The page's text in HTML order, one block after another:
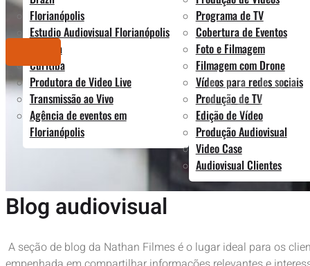
Florianópolis
Estudio Audiovisual Florianópolis
Brasília
Curitiba
Produtora de Video Live
Transmissão ao Vivo
Agência de eventos em
Florianópolis
Programa de TV
Cobertura de Eventos
Foto e Filmagem
Filmagem com Drone
Vídeos para redes sociais
Produção de TV
Edição de Vídeo
Produção Audiovisual
Video Case
Audiovisual Clientes
Blog audiovisual
A seção de blog da Nathan Filmes é o lugar ideal para os